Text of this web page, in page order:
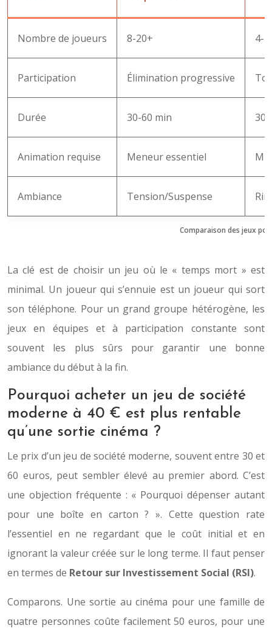
Comparaison des jeux
Nombre de joueurs 8-20+ 4-
Participation Élimination progressive
Durée 30-60 min
Animation requise Meneur essentiel
Ambiance Tension/Suspense
La clé est de choisir un jeu où le « temps mort » est
minimal. Un joueur qui s’ennuie est un joueur qui sort
son téléphone. Pour un grand groupe hétérogène, les
jeux en équipes et à participation constante sont
souvent les plus sûrs pour garantir une bonne
ambiance du début à la fin.
Pourquoi acheter un jeu de société
moderne à 40 € est plus rentable
qu’une sortie cinéma ?
Le prix d’un jeu de société moderne, souvent entre 30 et
60 euros, peut sembler élevé au premier abord. C’est
une objection fréquente : « Pourquoi dépenser autant
pour une boîte en carton ? ». Cette question rate
l’essentiel en ne regardant que le coût initial et en
ignorant la valeur créée sur le long terme. Il faut penser
en termes de Retour sur Investissement Social (RSI).
Comparons. Une sortie au cinéma pour une famille de
quatre personnes coûte facilement 50 euros, pour une